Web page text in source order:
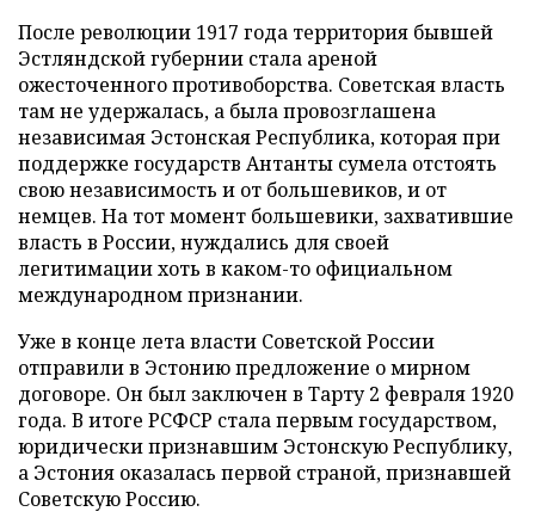
После революции 1917 года территория бывшей
Эстляндской губернии стала ареной
ожесточенного противоборства. Советская власть
там не удержалась, а была провозглашена
независимая Эстонская Республика, которая при
поддержке государств Антанты сумела отстоять
свою независимость и от большевиков, и от
немцев. На тот момент большевики, захватившие
власть в России, нуждались для своей
легитимации хоть в каком-то официальном
международном признании.
Уже в конце лета власти Советской России
отправили в Эстонию предложение о мирном
договоре. Он был заключен в Тарту 2 февраля 1920
года. В итоге РСФСР стала первым государством,
юридически признавшим Эстонскую Республику,
а Эстония оказалась первой страной, признавшей
Советскую Россию.